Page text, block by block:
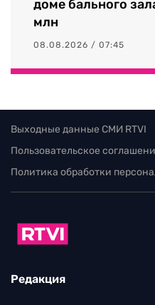
доме бального
млн
08.08.2026 / 07:45
Выходные данные СМИ RTVI
Пользовательское
Политика обработки
Редакция